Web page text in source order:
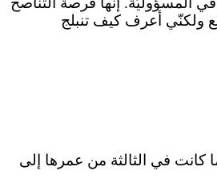
ولكنّي أعرف كيف تنبلج
كانت في الثالثة من عمرها إلى